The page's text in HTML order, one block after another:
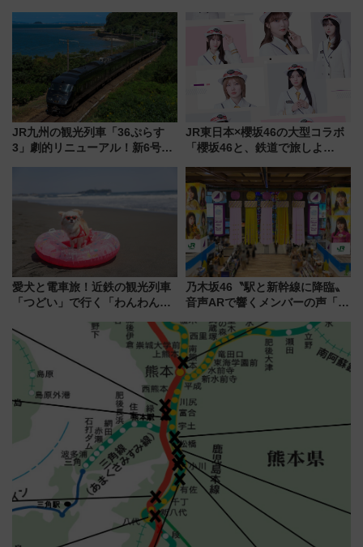
を食べ比べ【7月25日・26日開
募集も実施
JR九州の観光列車「36ぷらす
3」劇的リニューアル！新6号車
ートや価格など解説
JR東日本×櫻坂46の大型コラボ
「櫻坂46と、鉄道で旅しよ
潟・長野・庄内へ
愛犬と電車旅！近鉄の観光列車
「つどい」で行く「わんわん列
める日帰りツアー
乃木坂46〝駅と新幹線に降臨〟
音声ARで響くメンバーの声「真